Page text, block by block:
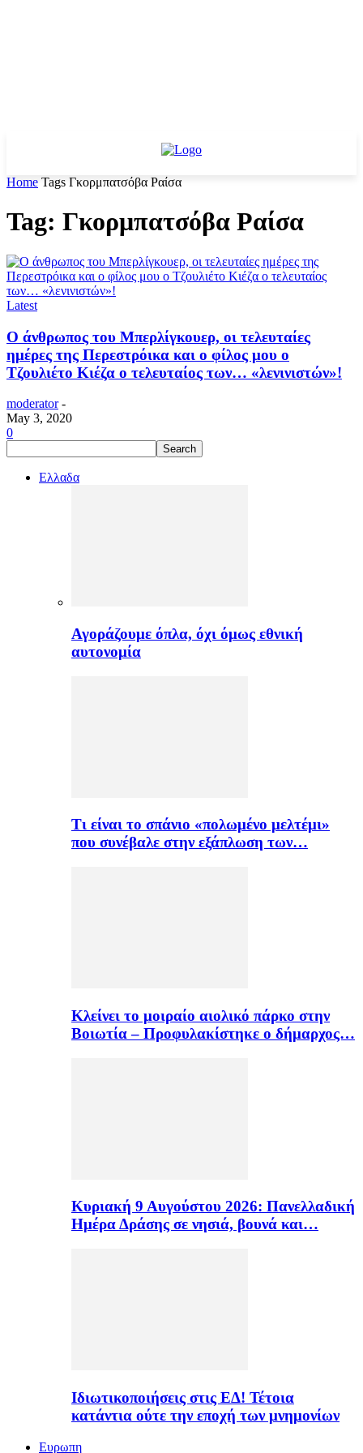
Home Tags Γκορμπατσόβα Ραίσα
Tag: Γκορμπατσόβα Ραίσα
Latest
Ο άνθρωπος του Μπερλίγκουερ, οι τελευταίες
ημέρες της Περεστρόικα και ο φίλος μου ο
Τζουλιέτο Κιέζα ο τελευταίος των… «λενινιστών»!
moderator -
May 3, 2020
0
Ελλαδα
Αγοράζουμε όπλα, όχι όμως εθνική
αυτονομία
Τι είναι το σπάνιο «πολωμένο μελτέμι»
που συνέβαλε στην εξάπλωση των…
Κλείνει το μοιραίο αιολικό πάρκο στην
Βοιωτία – Προφυλακίστηκε ο δήμαρχος…
Κυριακή 9 Αυγούστου 2026: Πανελλαδική
Ημέρα Δράσης σε νησιά, βουνά και…
Ιδιωτικοποιήσεις στις ΕΔ! Τέτοια
κατάντια ούτε την εποχή των μνημονίων
Ευρωπη